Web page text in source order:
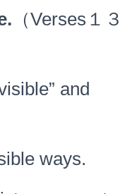
（Verses１３
and
ways.